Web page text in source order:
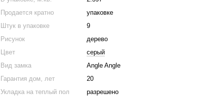
Продается кратно
упаковке
Штук в упаковке
9
Рисунок
дерево
Цвет
серый
Вид замка
Angle Angle
Гарантия дом, лет
20
Укладка на теплый пол
разрешено